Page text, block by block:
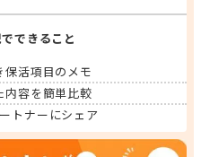
できること
保活項目のメモ
内容を簡単比較
トナーにシェア